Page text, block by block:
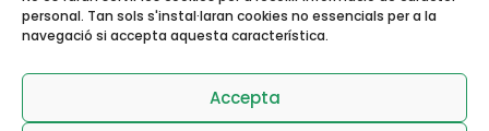
personal. Tan sols s'instal·laran cookies no essencials per a la
navegació si accepta aquesta característica.
Acceptaactivitats dirigides